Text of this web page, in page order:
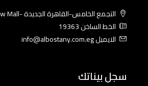
التجمع الخامس-القاهرة الجديدة -East View Mall
الخط الساخن 19363
الايميل info@albostany.com.eg
سجل بيناتك